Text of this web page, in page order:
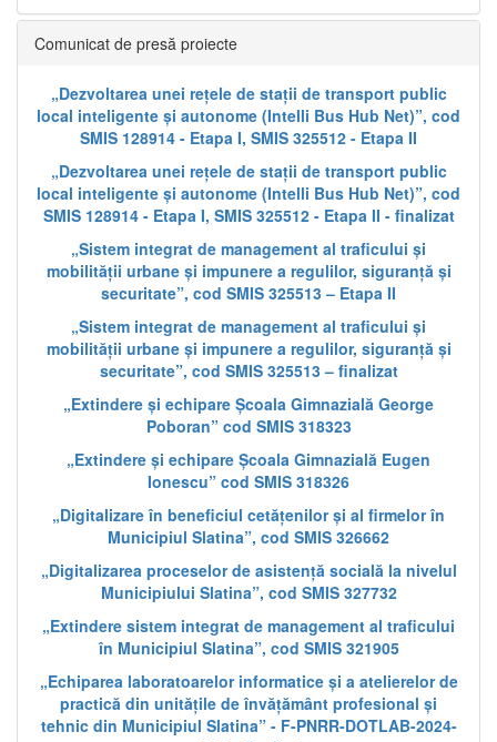
Comunicat de presă proiecte
„Dezvoltarea unei rețele de stații de transport public
local inteligente și autonome (Intelli Bus Hub Net)”, cod
SMIS 128914 - Etapa I, SMIS 325512 - Etapa II
„Dezvoltarea unei rețele de stații de transport public
local inteligente și autonome (Intelli Bus Hub Net)”, cod
SMIS 128914 - Etapa I, SMIS 325512 - Etapa II - finalizat
„Sistem integrat de management al traficului și
mobilității urbane și impunere a regulilor, siguranță și
securitate”, cod SMIS 325513 – Etapa II
„Sistem integrat de management al traficului și
mobilității urbane și impunere a regulilor, siguranță și
securitate”, cod SMIS 325513 – finalizat
„Extindere și echipare Școala Gimnazială George
Poboran” cod SMIS 318323
„Extindere și echipare Școala Gimnazială Eugen
Ionescu” cod SMIS 318326
„Digitalizare în beneficiul cetățenilor și al firmelor în
Municipiul Slatina”, cod SMIS 326662
„Digitalizarea proceselor de asistență socială la nivelul
Municipiului Slatina”, cod SMIS 327732
„Extindere sistem integrat de management al traficului
în Municipiul Slatina”, cod SMIS 321905
„Echiparea laboratoarelor informatice și a atelierelor de
practică din unitățile de învățământ profesional și
tehnic din Municipiul Slatina” - F-PNRR-DOTLAB-2024-